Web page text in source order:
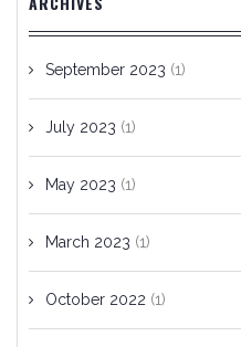
September 2023 (1)
July 2023 (1)
May 2023 (1)
March 2023 (1)
October 2022 (1)